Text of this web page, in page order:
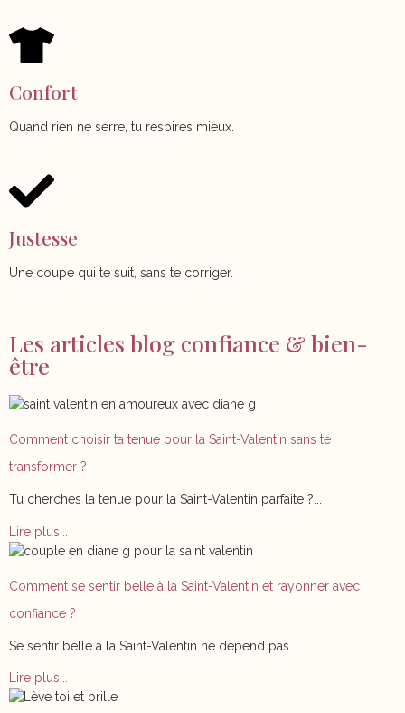
Confort
Quand rien ne serre, tu respires mieux.
Justesse
Une coupe qui te suit, sans te corriger.
Les articles blog confiance & bien-
être
Comment choisir ta tenue pour la Saint-Valentin sans te
transformer ?
Tu cherches la tenue pour la Saint-Valentin parfaite ?...
Lire plus...
Comment se sentir belle à la Saint-Valentin et rayonner avec
confiance ?
Se sentir belle à la Saint-Valentin ne dépend pas...
Lire plus...